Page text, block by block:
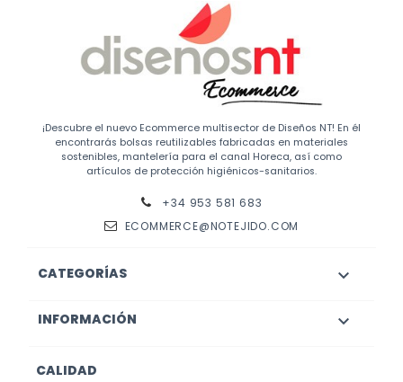
¡Descubre el nuevo Ecommerce multisector de Diseños NT! En él
encontrarás bolsas reutilizables fabricadas en materiales
sostenibles, mantelería para el canal Horeca, así como
artículos de protección higiénicos-sanitarios.
+34 953 581 683
ECOMMERCE@NOTEJIDO.COM
CATEGORÍAS 
INFORMACIÓN 
CALIDAD